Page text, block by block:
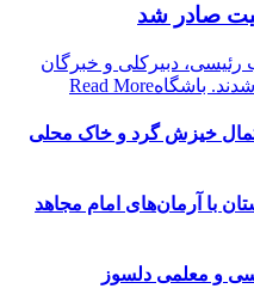
صادر شد
دبیرکلی و خبرگان
باشگاهRead More
خیزش گرد و خاک محلی
با آرمان‌های امام مجاهد
و معلمی دلسوز